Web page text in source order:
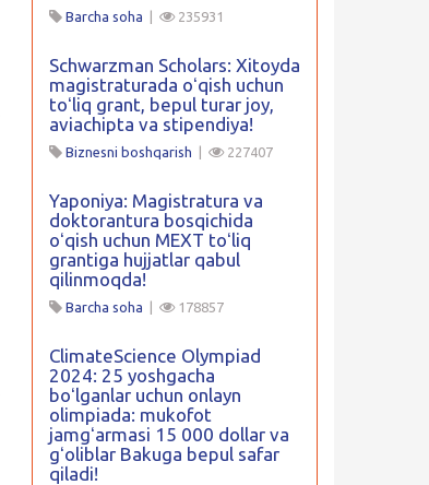
Barcha soha 235931
Schwarzman Scholars: Xitoyda
magistraturada oʻqish uchun
toʻliq grant, bepul turar joy,
aviachipta va stipendiya!
Biznesni boshqarish 227407
Yaponiya: Magistratura va
doktorantura bosqichida
oʻqish uchun MEXT toʻliq
grantiga hujjatlar qabul
qilinmoqda!
Barcha soha 178857
ClimateScience Olympiad
2024: 25 yoshgacha
boʻlganlar uchun onlayn
olimpiada: mukofot
jamgʻarmasi 15 000 dollar va
gʻoliblar Bakuga bepul safar
qiladi!